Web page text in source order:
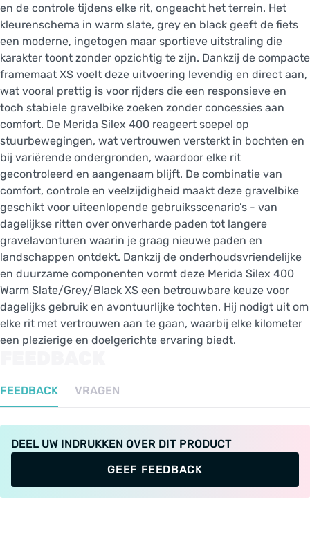
en de controle tijdens elke rit, ongeacht het terrein. Het
kleurenschema in warm slate, grey en black geeft de fiets
een moderne, ingetogen maar sportieve uitstraling die
karakter toont zonder opzichtig te zijn. Dankzij de compacte
framemaat XS voelt deze uitvoering levendig en direct aan,
wat vooral prettig is voor rijders die een responsieve en
toch stabiele gravelbike zoeken zonder concessies aan
comfort. De Merida Silex 400 reageert soepel op
stuurbewegingen, wat vertrouwen versterkt in bochten en
bij variërende ondergronden, waardoor elke rit
gecontroleerd en aangenaam blijft. De combinatie van
comfort, controle en veelzijdigheid maakt deze gravelbike
geschikt voor uiteenlopende gebruiksscenario’s - van
dagelijkse ritten over onverharde paden tot langere
gravelavonturen waarin je graag nieuwe paden en
landschappen ontdekt. Dankzij de onderhoudsvriendelijke
en duurzame componenten vormt deze Merida Silex 400
Warm Slate/Grey/Black XS een betrouwbare keuze voor
dagelijks gebruik en avontuurlijke tochten. Hij nodigt uit om
elke rit met vertrouwen aan te gaan, waarbij elke kilometer
een plezierige en doelgerichte ervaring biedt.
FEEDBACK VRAGEN
DEEL UW INDRUKKEN OVER DIT PRODUCT
GEEF FEEDBACK